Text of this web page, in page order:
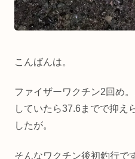
こんばんは。
ファイザーワクチン2回め
していたら37.6までで抑え
したが。
そんなワクチン後初釣行で